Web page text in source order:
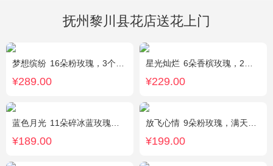
抚州黎川县花店送花上门
梦想缤纷 16朵粉玫瑰，3个白色乒乓菊，一个紫色绣球，紫色桔梗、绿叶搭配
¥289.00
星光灿烂 6朵香槟玫瑰，2朵向日葵，1个蓝色绣球，桔梗、小花、绿叶搭配
¥229.00
蓝色月光 11朵碎冰蓝玫瑰，满天星搭配
¥189.00
放飞心情 9朵粉玫瑰，满天星、栀子叶适量
¥199.00